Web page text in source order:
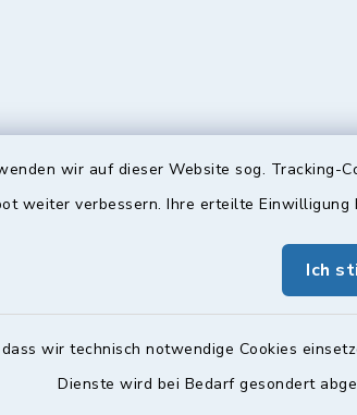
wir auf dieser Website sog. Tracking-
weiter verbessern. Ihre erteilte
Ich
wir technisch notwendige Cookies
Dienste wird bei Bedarf gesondert
Öffnungszeiten
Montag, Mittwoch und
08:00-12:00 Uhr
Donnerstag zusätzlich:
14:30-18:00 Uhr